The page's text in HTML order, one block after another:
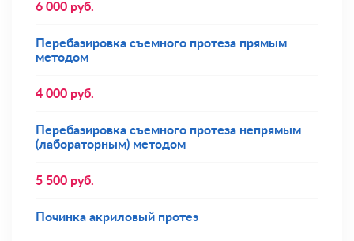
6 000 руб.
Перебазировка съемного протеза прямым
методом
4 000 руб.
Перебазировка съемного протеза непрямым
(лабораторным) методом
5 500 руб.
Починка акриловый протез